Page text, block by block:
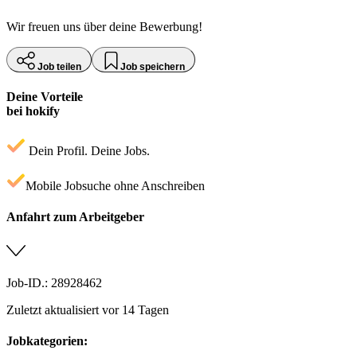
Wir freuen uns über deine Bewerbung!
Job teilen Job speichern
Deine Vorteile
bei hokify
Dein Profil. Deine Jobs.
Mobile Jobsuche ohne Anschreiben
Anfahrt zum Arbeitgeber
Job-ID.: 28928462
Zuletzt aktualisiert vor 14 Tagen
Jobkategorien: